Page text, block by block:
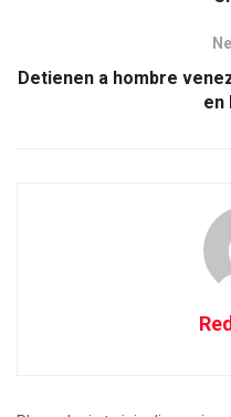
Detienen a hombre
en